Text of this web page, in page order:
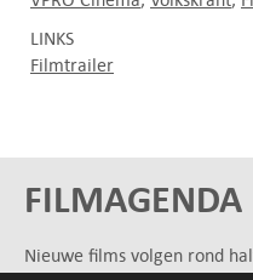
LINKS
Filmtrailer
FILMAGENDA
Nieuwe films volgen rond